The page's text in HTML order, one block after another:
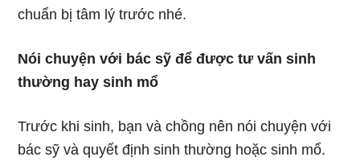
chuẩn bị tâm lý trước nhé.
Nói chuyện với bác sỹ để được tư vấn sinh
thường hay sinh mổ
Trước khi sinh, bạn và chồng nên nói chuyện với
bác sỹ và quyết định sinh thường hoặc sinh mổ.